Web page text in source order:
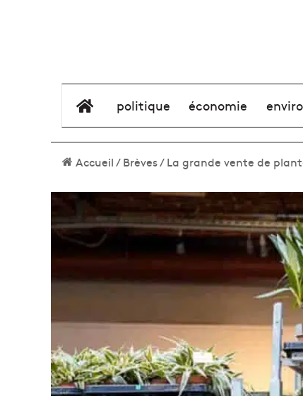
élément de menu
politique économie
Accueil/Brèves/La grande vente de